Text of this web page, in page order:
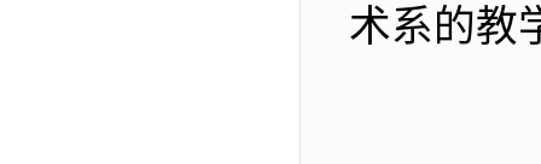
术系的教